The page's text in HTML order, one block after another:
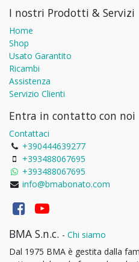
I nostri Prodotti & Servizi
Home
Shop
Usato Garantito
Ricambi
Assistenza
Servizio Clienti
Entra in contatto con noi
Contattaci
+390444639277
+393488067695
+393488067695
info@bmabonato.com
BMA S.n.c. - Chi siamo
Dal 1975 BMA è gestita dalla